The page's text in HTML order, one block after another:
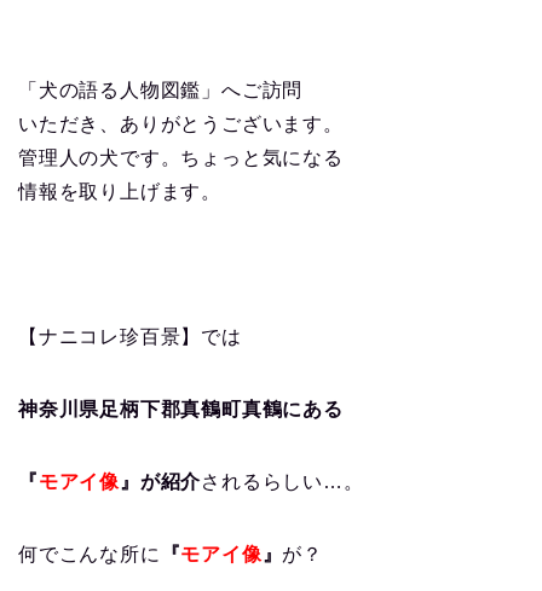
「犬の語る人物図鑑」へご訪問
いただき、ありがとうございます。
管理人の犬です。ちょっと気になる
情報を取り上げます。
【ナニコレ珍百景】では
神奈川県足柄下郡真鶴町真鶴にある
『モアイ像 』が紹介されるらしい…。
何でこんな所に 『モアイ像 』 が？